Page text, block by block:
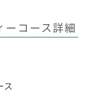
ーコース詳細
ス